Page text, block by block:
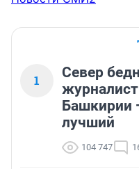
1
Север
Башкирии
лучший
104 747